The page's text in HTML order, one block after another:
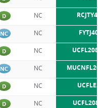
D NC RCJTY40-
NC NC FYTJ40TF
D NC UCFL208
NC NC MUCNFL208
D NC
D NC UCFL208